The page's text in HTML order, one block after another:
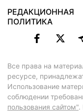
РЕДАКЦИОННАЯ
ПОЛИТИКА
Все права на
ресурсе,
Использование
соблюдении
пользования сайтом".